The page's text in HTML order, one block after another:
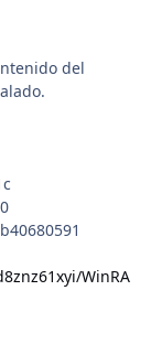
del
WinRA